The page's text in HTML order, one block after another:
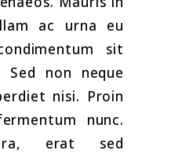
ac urna eu
sit
non neque
nisi. Proin
nunc.
erat sed